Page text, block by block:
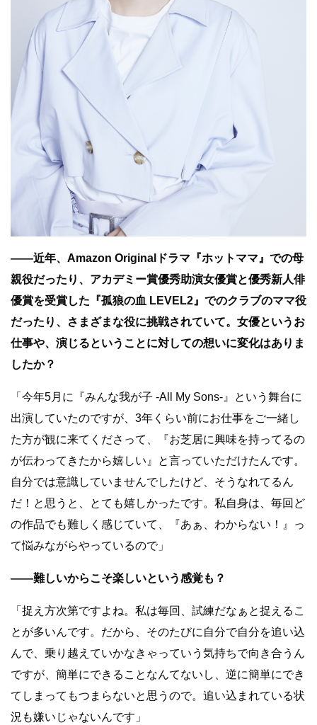
――近年、Amazon Originalドラマ『ホットママ』での母
親役だったり、アカデミー賞優秀助演女優賞と優秀新人俳
優賞を受賞した『孤狼の血 LEVEL2』でのクラブのママ役
だったり、さまざまな役に挑戦されていて。女優というお
仕事や、演じるということに対しての想いに変化はありま
したか？
「今年5月に『みんな我が子 -All My Sons-』という舞台に
出演していたのですが、3年くらい前にお仕事をご一緒し
た方が観に来てくださって、『お芝居に興味を持ってるの
が伝わってきたから嬉しい』と言っていただけたんです。
自分では意識していませんでしたけど、そうなれてるん
だ！と思うと、とても嬉しかったです。私自身は、毎回ど
の作品でも難しく感じていて、『あぁ、わからない！』っ
て悩みながらやっているので」
――難しいからこそ楽しいという感覚も？
「捉え方次第ですよね。私は毎回、試練だなぁと捉えるこ
とが多いんです。だから、そのたびに自分で自分を追い込
んで、乗り越えていかなきゃっていう気持ちで向き合うん
ですが、簡単にできることなんてないし、逆に簡単にでき
てしまってもつまらないと思うので。追い込まれている状
況も嫌いじゃないんです」